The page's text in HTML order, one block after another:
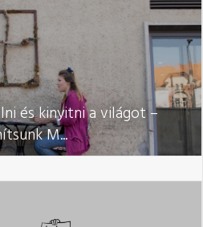
és kinyitni a világot –
M...